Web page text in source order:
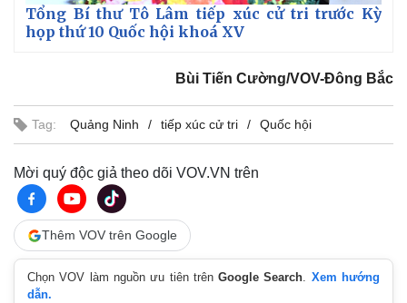
Tổng Bí thư Tô Lâm tiếp xúc cử tri trước Kỳ
họp thứ 10 Quốc hội khoá XV
Bùi Tiến Cường/VOV-Đông Bắc
Tag: Quảng Ninh tiếp xúc cử tri Quốc hội
Mời quý độc giả theo dõi VOV.VN trên
Thêm VOV trên Google
Chọn VOV làm nguồn ưu tiên trênGoogle Search. Xem hướng
dẫn.